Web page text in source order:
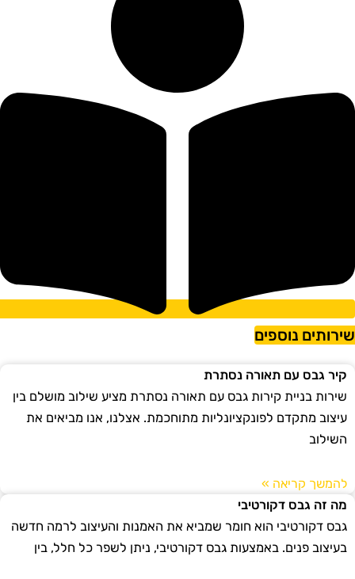
נוספים
קיר גבס עם תאורה נסתרת
שירות בניית קירות גבס עם תאורה נסתרת מציע שילוב מושלם בין
עיצוב מתקדם לפונקציונליות מתוחכמת. אצלנו, אנו מביאים את
השילוב
להמשך קריאה »
מה זה גבס דקורטיבי
גבס דקורטיבי הוא חומר שמביא את האמנות והעיצוב לרמה חדשה
בעיצוב פנים. באמצעות גבס דקורטיבי, ניתן לשפר כל חלל, בין